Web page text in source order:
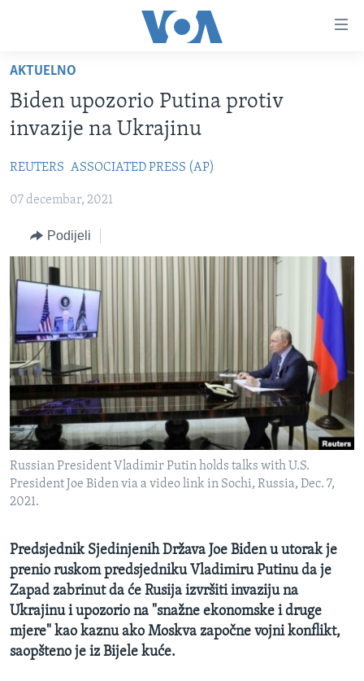
glavni
sadržaj
Pređi
na
glavnu
Idi
pretragu
TV PROGRAM
FOTOGRAFIJE DANA
VIJESTI
SJEDINJENE AMERIČKE DRŽAVE
BOSNA I HERCEGOVINA
NAUKA I TEHNOLOGIJA
SPECIJALNI PROJEKTI
KORUPCIJA
SLOBODA MEDIJA
ŽENSKA STRANA
IZBJEGLIČKA STRANA
MAGAZIN
O GLASU AMERIKE
Learning English
PRATITE NAS
Jezici
AKTUELNO
Biden upozorio Putina protiv
invazije na Ukrajinu
REUTERS ASSOCIATED PRESS (AP)
07 decembar, 2021
Podijeli
Russian President Vladimir Putin holds talks with U.S.
President Joe Biden via a video link in Sochi, Russia, Dec. 7,
2021.
Predsjednik Sjedinjenih Država Joe Biden u utorak je
prenio ruskom predsjedniku Vladimiru Putinu da je
Zapad zabrinut da će Rusija izvršiti invaziju na
Ukrajinu i upozorio na "snažne ekonomske i druge
mjere" kao kaznu ako Moskva započne vojni konflikt,
saopšteno je iz Bijele kuće.